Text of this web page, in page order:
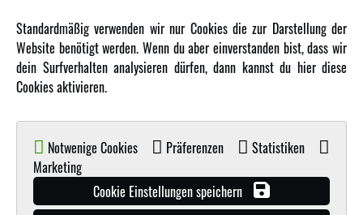
Amewi Construction - Nutzfahrzeuge
Malinos - Die kreative Seite von Amewi
Werden Sie Amewi Händler
Standardmäßig verwenden wir nur Cookies die zur Darstellung der
Website benötigt werden. Wenn du aber einverstanden bist, dass wir
dein Surfverhalten analysieren dürfen, dann kannst du hier diese
Cookies aktivieren.
Notwenige Cookies Präferenzen
Statistiken
Marketing
Cookie Einstellungen speichern